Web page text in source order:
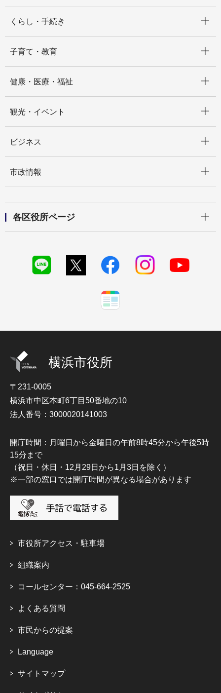
くらし・手続き
子育て・教育
健康・医療・福祉
観光・イベント
ビジネス
市政情報
各区役所ページ
横浜市役所
〒231-0005
横浜市中区本町6丁目50番地の10
法人番号：3000020141003
開庁時間：月曜日から金曜日の午前8時45分から午後5時
15分まで
（祝日・休日・12月29日から1月3日を除く）
※一部の窓口では開庁時間が異なる場合があります
市役所アクセス・駐車場
組織案内
コールセンター：045-664-2525
よくある質問
市民からの提案
Language
サイトマップ